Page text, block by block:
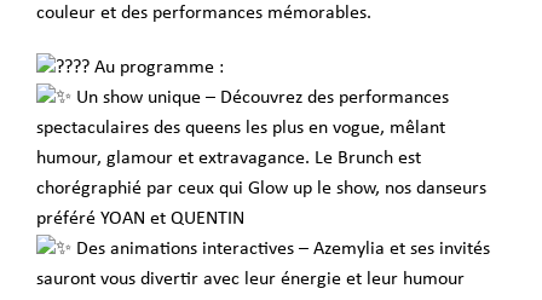
couleur et des performances mémorables.
Au programme :
Un show unique – Découvrez des performances
spectaculaires des queens les plus en vogue, mêlant
humour, glamour et extravagance. Le Brunch est
chorégraphié par ceux qui Glow up le show, nos danseurs
préféré YOAN et QUENTIN
Des animations interactives – Azemylia et ses invités
sauront vous divertir avec leur énergie et leur humour